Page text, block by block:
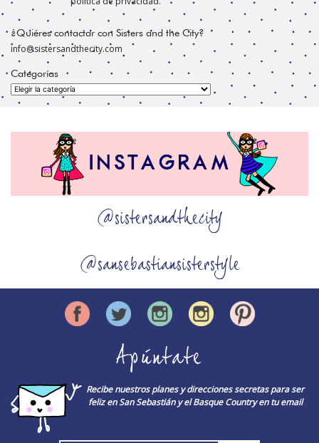
¿Quiéres contactar con Sisters and the City?
info@sistersandthecity.com
Categorías
Categorías
@sistersandthecity
@sansebastiansisterstyle
Apúntate
Recibe nuestros planes y direcciones secretas para ser
feliz en San Sebastián y el Basque Country en tu email